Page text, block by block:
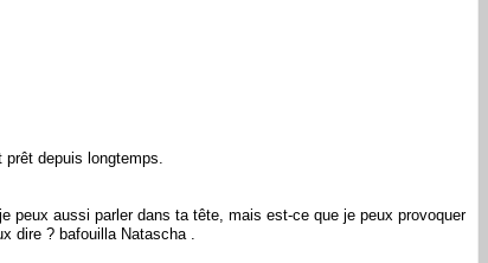
prêt depuis longtemps.
aussi parler dans ta tête, mais est-ce que je peux provoquer
dire ? bafouilla Natascha .